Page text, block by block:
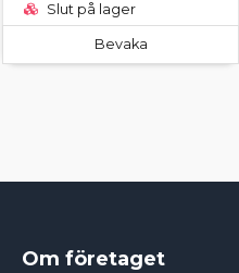
Slut på lager
Bevaka
Om företaget